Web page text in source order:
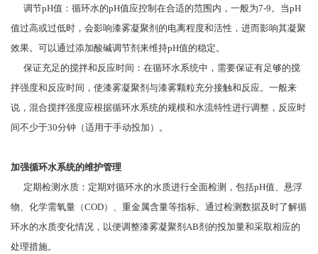
调节pH值：循环水的pH值应控制在合适的范围内，一般为7-9。当pH
值过高或过低时，会影响漆雾凝聚剂的电离程度和活性，进而影响其凝聚
效果。可以通过添加酸碱调节剂来维持pH值的稳定。
保证充足的搅拌和反应时间：在循环水系统中，需要保证有足够的搅
拌强度和反应时间，使漆雾凝聚剂与漆雾颗粒充分接触和反应。一般来
说，混合搅拌强度应根据循环水系统的规模和水流特性进行调整，反应时
间不少于30分钟（适用于手动投加）。
加强循环水系统的维护管理
定期检测水质：定期对循环水的水质进行全面检测，包括pH值、悬浮
物、化学需氧量（COD）、重金属含量等指标。通过检测数据及时了解循
环水的水质变化情况，以便调整漆雾凝聚剂AB剂的投加量和采取相应的
处理措施。